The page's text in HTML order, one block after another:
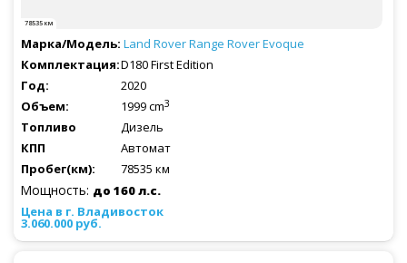
78535 км
Land RoverRange Rover Evoque
D180 First Edition
2020
1999 cm3
Дизель
Автомат
78535 км
Мощность: до 160 л.с.
3.060.000 руб.